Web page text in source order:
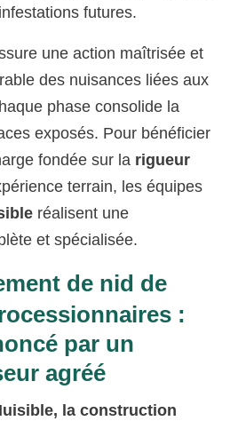
futures.
une action maîtrisée et
des nuisances liées aux
phase consolide la
exposés. Pour bénéficier
fondée sur la rigueur
terrain, les équipes
réalisent une
et spécialisée.
de nid de
:
par un
agréé
la construction